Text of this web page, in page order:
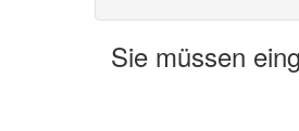
Sie müssen